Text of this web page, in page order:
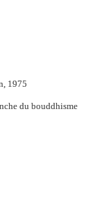
1975
du bouddhisme